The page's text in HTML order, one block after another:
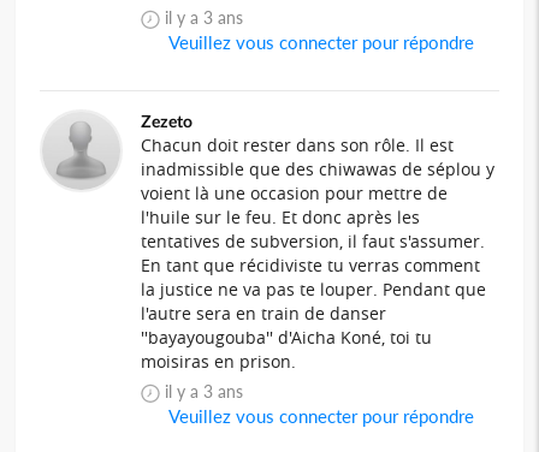
il y a 3 ans
Veuillez vous connecter pour répondre
Zezeto
Chacun doit rester dans son rôle. Il est
inadmissible que des chiwawas de séplou y
voient là une occasion pour mettre de
l'huile sur le feu. Et donc après les
tentatives de subversion, il faut s'assumer.
En tant que récidiviste tu verras comment
la justice ne va pas te louper. Pendant que
l'autre sera en train de danser
''bayayougouba'' d'Aicha Koné, toi tu
moisiras en prison.
il y a 3 ans
Veuillez vous connecter pour répondre